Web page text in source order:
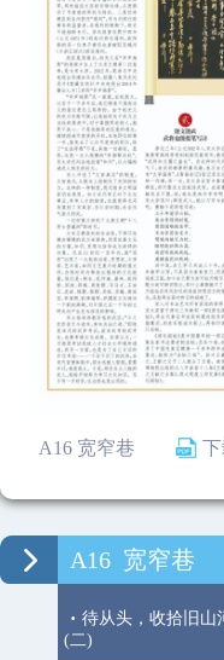
A16 宽窄巷
A16 宽窄巷
· 待从头，收拾旧山
(二)